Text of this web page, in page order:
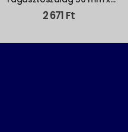
45 m
2 671 Ft